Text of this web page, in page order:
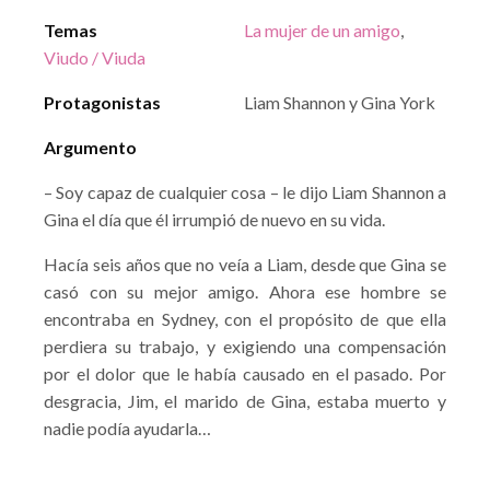
Temas La mujer de un amigo,
Viudo / Viuda
Protagonistas Liam Shannon y Gina York
Argumento
– Soy capaz de cualquier cosa – le dijo Liam Shannon a
Gina el día que él irrumpió de nuevo en su vida.
Hacía seis años que no veía a Liam, desde que Gina se
casó con su mejor amigo. Ahora ese hombre se
encontraba en Sydney, con el propósito de que ella
perdiera su trabajo, y exigiendo una compensación
por el dolor que le había causado en el pasado. Por
desgracia, Jim, el marido de Gina, estaba muerto y
nadie podía ayudarla…